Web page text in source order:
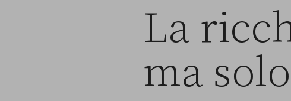
La
ma